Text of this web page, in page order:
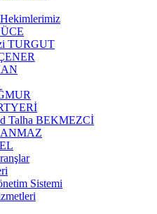
TURGUT
Talha BEKMEZCİ
Sistemi